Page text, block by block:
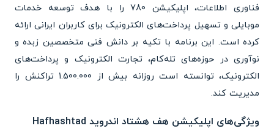
فناوری اطلاعات، اپلیکیشن 780 را با هدف توسعه خدمات
موبایلی و تسهیل پرداخت‌های الکترونیک برای کاربران ایرانی ارائه
کرده است. این برنامه با تکیه بر دانش فنی متخصصین زبده و
نوآوری در حوزه‌های تله‌کام، تجارت الکترونیک و پرداخت‌های
الکترونیک، توانسته است روزانه بیش از 1.500.000 تراکنش را
مدیریت کند.
ویژگی‌های اپلیکیشن هف هشتاد اندروید Hafhashtad